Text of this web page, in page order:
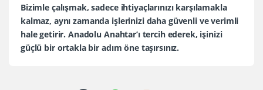
Bizimle çalışmak, sadece ihtiyaçlarınızı karşılamakla
kalmaz, aynı zamanda işlerinizi daha güvenli ve verimli
hale getirir. Anadolu Anahtar’ı tercih ederek, işinizi
güçlü bir ortakla bir adım öne taşırsınız.